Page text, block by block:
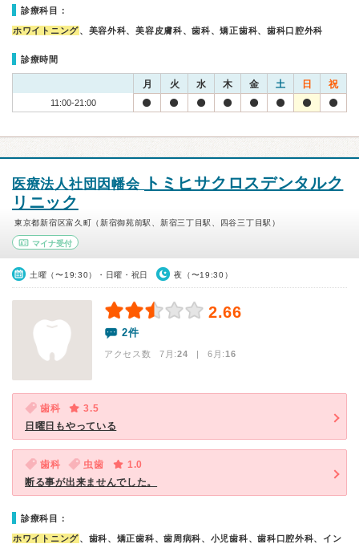
診療科目：
ホワイトニング、美容外科、美容皮膚科、歯科、矯正歯科、歯科口腔外科
診療時間
月 火 水 木 金 土 日 祝
11:00-21:00
医療法人社団因幡会
トミヒサクロスデンタルク
リニック
東京都新宿区富久町（新宿御苑前駅、新宿三丁目駅、四谷三丁目駅）
マイナ受付
土曜（〜19:30）・日曜・祝日 夜（〜19:30）
2.66
2件
アクセス数 7月:24 | 6月:16
歯科
3.5
日曜日もやっている
歯科 虫歯
1.0
断る事が出来ませんでした。
診療科目：
ホワイトニング、歯科、矯正歯科、歯周病科、小児歯科、歯科口腔外科、イン